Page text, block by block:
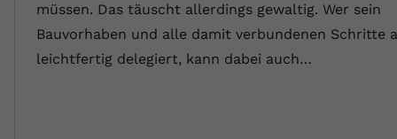
müssen. Das täuscht allerdings gewaltig. Wer sein
Bauvorhaben und alle damit verbundenen Schritte
leichtfertig delegiert, kann dabei auch…